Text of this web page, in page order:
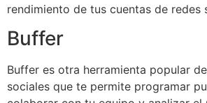
rendimiento de tus cuentas de redes
Buffer
Buffer es otra herramienta popular
sociales que te permite programar